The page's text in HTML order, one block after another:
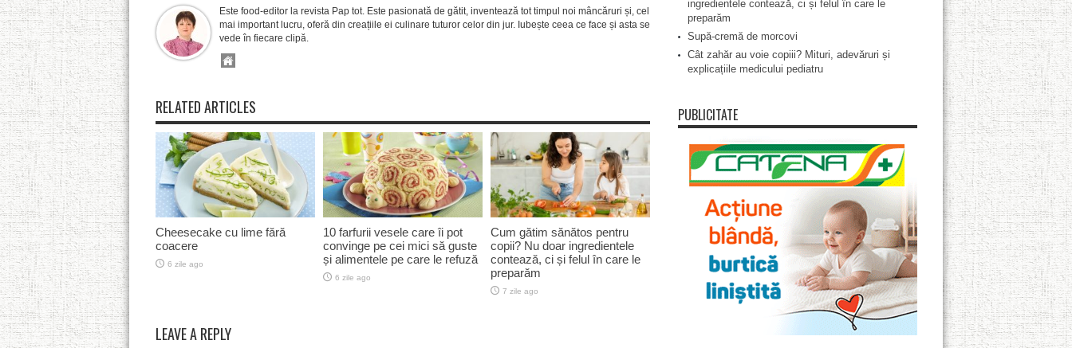
Este food-editor la revista Pap tot. Este pasionată de gătit, inventează tot timpul noi mâncăruri și, cel
mai important lucru, oferă din creațiile ei culinare tuturor celor din jur. Iubește ceea ce face și asta se
vede în fiecare clipă.
RELATED ARTICLES
Cheesecake cu lime fără
coacere
6 zile ago
10 farfurii vesele care îi pot
convinge pe cei mici să guste
și alimentele pe care le refuză
6 zile ago
Cum gătim sănătos pentru
copii? Nu doar ingredientele
contează, ci și felul în care le
preparăm
7 zile ago
LEAVE A REPLY
ingredientele contează, ci și felul în care le
preparăm
Supă-cremă de morcovi
Cât zahăr au voie copiii? Mituri, adevăruri și
explicațiile medicului pediatru
PUBLICITATE